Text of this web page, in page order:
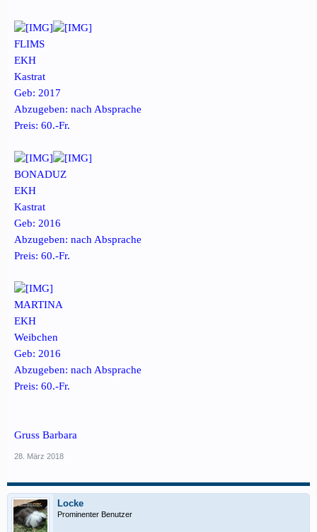
FLIMS
EKH
Kastrat
Geb: 2017
Abzugeben: nach Absprache
Preis: 60.-Fr.
BONADUZ
EKH
Kastrat
Geb: 2016
Abzugeben: nach Absprache
Preis: 60.-Fr.
MARTINA
EKH
Weibchen
Geb: 2016
Abzugeben: nach Absprache
Preis: 60.-Fr.
Gruss Barbara
28. März 2018
Locke
Prominenter Benutzer